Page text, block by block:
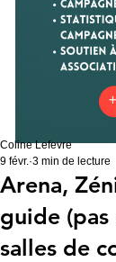
Arena,
guide (pas
salles de
Coline Lefevre
9 févr. 3 min de lecture